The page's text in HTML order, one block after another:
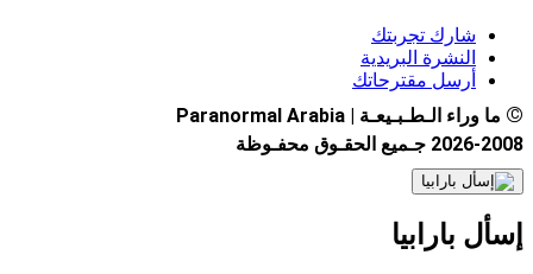
شارك تجربتك
النشرة البريدية
أرسل مقترحاتك
© ما وراء الـطـبـيعـة | Paranormal Arabia
2026-2008 جـميع الحقـوق محفـوظة
إسأل بارابيا